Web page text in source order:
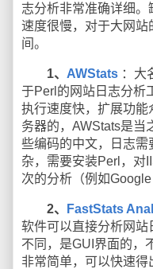
志分析非常准确详细
速度很慢，对于大网站
间。
1、 AWStats ：大
于Perl的网站日志分析
执行速度快，扩展功
务器的，AWStats是当
些编码的中文，日志需
杂，需要安装Perl，对
次的分析（例如Google
2、 FastStats
软件可以直接分析网站
不同，是GUI界面的，
非常简单，可以快速